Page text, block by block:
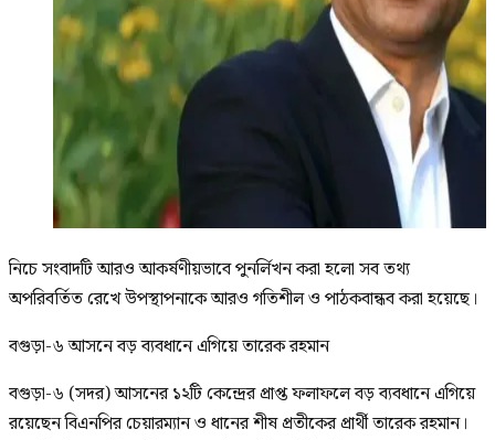
নিচে সংবাদটি আরও আকর্ষণীয়ভাবে পুনর্লিখন করা হলো সব তথ্য
অপরিবর্তিত রেখে উপস্থাপনাকে আরও গতিশীল ও পাঠকবান্ধব করা হয়েছে।
বগুড়া-৬ আসনে বড় ব্যবধানে এগিয়ে তারেক রহমান
বগুড়া-৬ (সদর) আসনের ১২টি কেন্দ্রের প্রাপ্ত ফলাফলে বড় ব্যবধানে এগিয়ে
রয়েছেন বিএনপির চেয়ারম্যান ও ধানের শীষ প্রতীকের প্রার্থী তারেক রহমান।